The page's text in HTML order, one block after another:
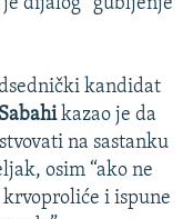
dijalog “gubljenje
kandidat
kazao je da
na sastanku
osim “ako ne
i ispune